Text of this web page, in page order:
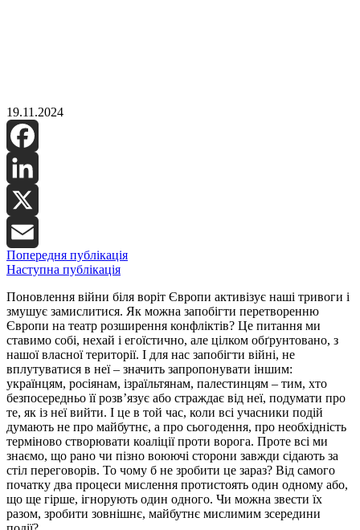
19.11.2024
Facebook
LinkedIn
X
Email
Попередня публікація
Наступна публікація
Поновлення війни біля воріт Європи активізує наші тривоги і
змушує замислитися. Як можна запобігти перетворенню
Європи на театр розширення конфліктів? Це питання ми
ставимо собі, нехай і егоїстично, але цілком обґрунтовано, з
нашої власної території. І для нас запобігти війні, не
вплутуватися в неї – значить запропонувати іншим:
українцям, росіянам, ізраїльтянам, палестинцям – тим, хто
безпосередньо її розв’язує або страждає від неї, подумати про
те, як із неї вийти. І це в той час, коли всі учасники подій
думають не про майбутнє, а про сьогодення, про необхідність
терміново створювати коаліції проти ворога. Проте всі ми
знаємо, що рано чи пізно воюючі сторони завжди сідають за
стіл переговорів. То чому б не зробити це зараз? Від самого
початку два процеси мислення протистоять один одному або,
що ще гірше, ігнорують один одного. Чи можна звести їх
разом, зробити зовнішнє, майбутнє мислимим зсередини